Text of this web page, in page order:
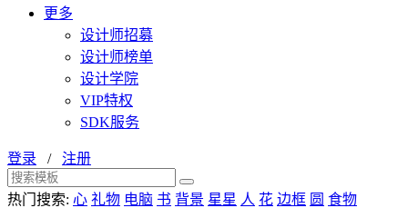
更多
设计师招募
设计师榜单
设计学院
VIP特权
SDK服务
登录 / 注册
热门搜索: 心 礼物 电脑 书 背景 星星 人 花 边框 圆 食物